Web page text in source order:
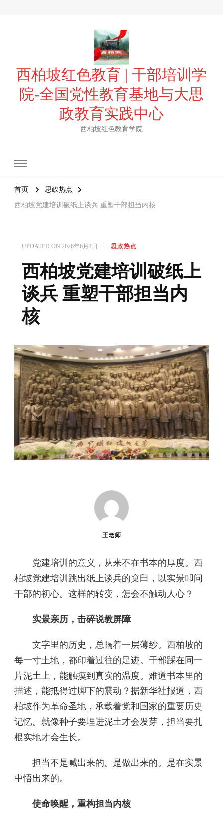
西柏坡红色教育 | 干部培训学
院-全国党性教育基地与大思
政教育实践中心
西柏坡红色教育学院
首页 思政热点
西柏坡党建培训破纸上谈兵 重塑干部担当内核
UPDATED ON 2026年6月4日 思政热点
西柏坡党建培训破纸上
谈兵 重塑干部担当内
核
王老师
党建培训的意义，从来不在书本的厚度。西
柏坡党建培训跳出纸上谈兵的窠臼，以实景叩问
干部的初心。这样的转变，怎会不触动人心？
实景亲历，击碎说教屏障
文字里的历史，总隔着一层薄纱。西柏坡的
每一寸土地，都印着过往的足迹。干部踩在同一
片泥土上，能触摸到真实的温度。难道书本里的
描述，能抵得过脚下的震动？据新华社报道，西
柏坡作为革命圣地，承载着党和国家的重要历史
记忆。就像种子要埋进泥土才会发芽，担当要扎
根实地才会生长。
担当不是喊出来的。是做出来的。是在实景
中悟出来的。
使命唤醒，重构担当内核